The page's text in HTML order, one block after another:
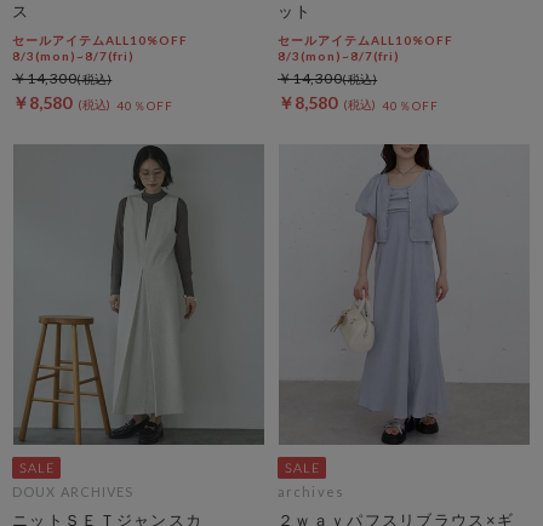
ス
セールアイテムALL10%OFF
8/3(mon)~8/7(fri)
￥8,580 40％OFF
￥14,300
ット
セールアイテムALL10%OFF
8/3(mon)~8/7(fri)
￥8,580 40％OFF
￥14,300
DOUX ARCHIVES
ニットＳＥＴジャンスカ
archives
２ｗａｙパフスリブラウス×ギ